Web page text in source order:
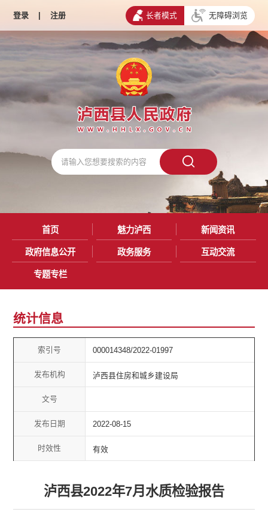
登录 | 注册 长者模式 无障碍浏览
首页 魅力泸西 新闻资讯
政府信息公开 政务服务 互动交流
专题专栏
统计信息
索引号 000014348/2022-01997
发布机构 泸西县住房和城乡建设局
文号
发布日期 2022-08-15
时效性 有效
泸西县2022年7月水质检验报告